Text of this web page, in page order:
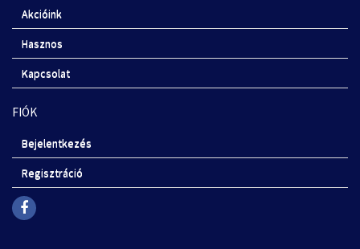
Akcióink
Hasznos
Kapcsolat
FIÓK
Bejelentkezés
Regisztráció